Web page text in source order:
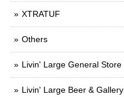
XTRATUF
Others
Livin' Large General Store
Livin' Large Beer & Gallery